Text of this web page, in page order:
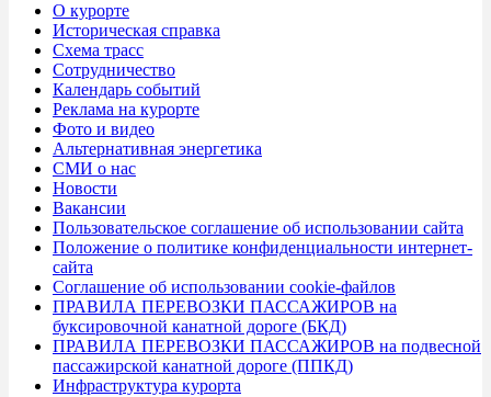
О курорте
Историческая справка
Схема трасс
Сотрудничество
Календарь событий
Реклама на курорте
Фото и видео
Альтернативная энергетика
СМИ о нас
Новости
Вакансии
Пользовательское соглашение об использовании сайта
Положение о политике конфиденциальности интернет-
сайта
Соглашение об использовании cookie-файлов
ПРАВИЛА ПЕРЕВОЗКИ ПАССАЖИРОВ на
буксировочной канатной дороге (БКД)
ПРАВИЛА ПЕРЕВОЗКИ ПАССАЖИРОВ на подвесной
пассажирской канатной дороге (ППКД)
Инфраструктура курорта